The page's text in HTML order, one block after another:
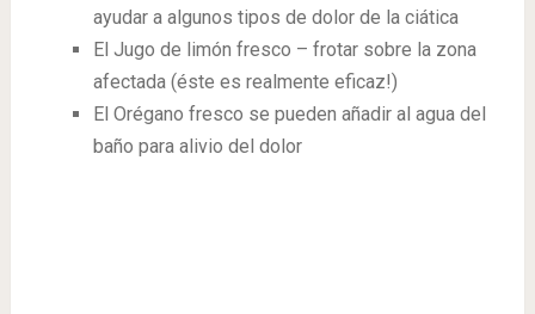
ayudar a algunos tipos de dolor de la ciática
El Jugo de limón fresco – frotar sobre la zona
afectada (éste es realmente eficaz!)
El Orégano fresco se pueden añadir al agua del
baño para alivio del dolor